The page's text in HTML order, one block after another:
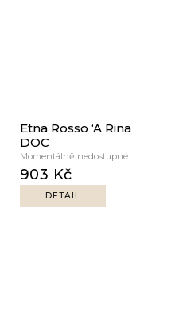
Etna Rosso ‘A Rina
DOC
Momentálně nedostupné
903 Kč
DETAIL